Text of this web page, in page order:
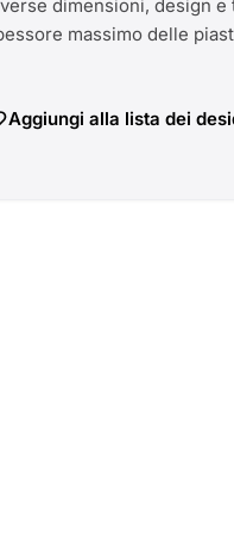
dimensioni, design e
massimo delle
Aggiungi alla lista dei